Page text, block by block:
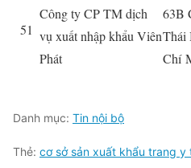
51
Công ty CP TM dịch
vụ xuất nhập khẩu Viên
Phát
63B
Thái
Chí
Danh mục: Tin nội bộ
Thẻ: cơ sở sản xuất khẩu trang y